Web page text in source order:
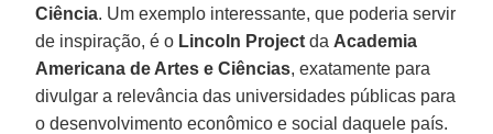
Ciência. Um exemplo interessante, que poderia servir
de inspiração, é o Lincoln Project da Academia
Americana de Artes e Ciências, exatamente para
divulgar a relevância das universidades públicas para
o desenvolvimento econômico e social daquele país.